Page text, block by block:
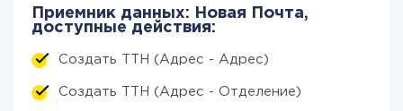
Приемник данных: Новая Почта,
доступные действия:
Создать ТТН (Адрес - Адрес)
Создать ТТН (Адрес - Отделение)